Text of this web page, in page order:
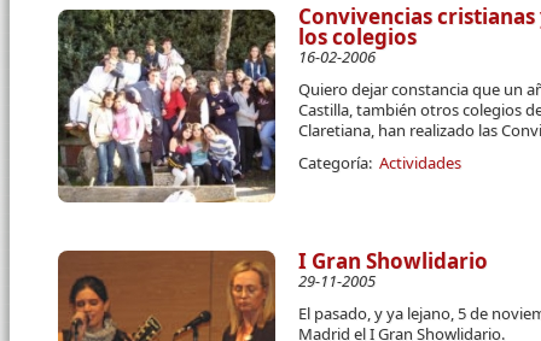
Convivencias
los colegios
16-02-2006
Quiero dejar constancia que un
Castilla, también otros colegios
Claretiana, han realizado las
Categoría: Actividades
I Gran Showlidario
29-11-2005
El pasado, y ya lejano, 5 de
Madrid el I Gran Showlidario.